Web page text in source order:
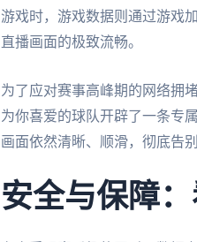
游戏时，游戏数据则通过游戏
直播画面的极致流畅。
为了应对赛事高峰期的网络拥
为你喜爱的球队开辟了一条专
画面依然清晰、顺滑，彻底告
安全与保障